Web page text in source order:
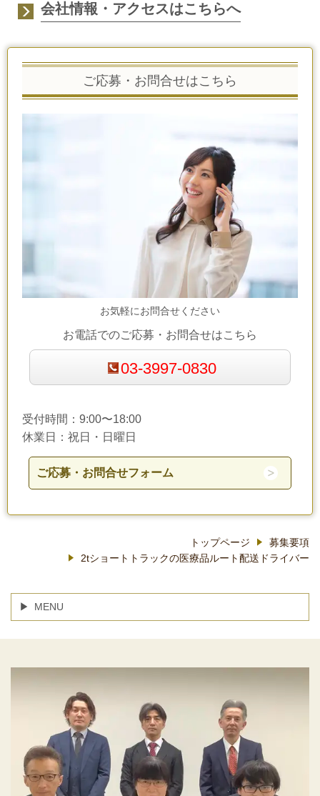
会社情報・アクセスはこちらへ
ご応募・お問合せはこちら
お気軽にお問合せください
お電話でのご応募・お問合せはこちら
03-3997-0830
受付時間：9:00〜18:00
休業日：祝日・日曜日
ご応募・お問合せフォーム
トップページ
募集要項
2tショートトラックの医療品ルート配送ドライバー
MENU